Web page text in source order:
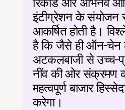
इंटीग्रेशन के संयोजन
आकर्षित होती है।
है कि जैसे ही ऑन-चेन
अटकलबाजी से उच्च-
नींव की ओर संक्रमण
महत्वपूर्ण बाजार
करेगा।